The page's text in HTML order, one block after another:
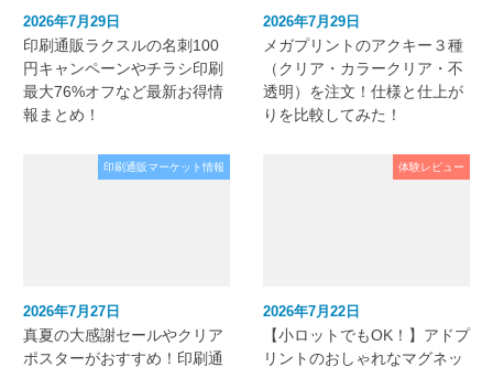
2026年7月29日
印刷通販ラクスルの名刺100
円キャンペーンやチラシ印刷
最大76%オフなど最新お得情
報まとめ！
2026年7月29日
メガプリントのアクキー３種
（クリア・カラークリア・不
透明）を注文！仕様と仕上が
りを比較してみた！
印刷通販マーケット情報
2026年7月27日
真夏の大感謝セールやクリア
ポスターがおすすめ！印刷通
体験レビュー
2026年7月22日
【小ロットでもOK！】アドプ
リントのおしゃれなマグネッ